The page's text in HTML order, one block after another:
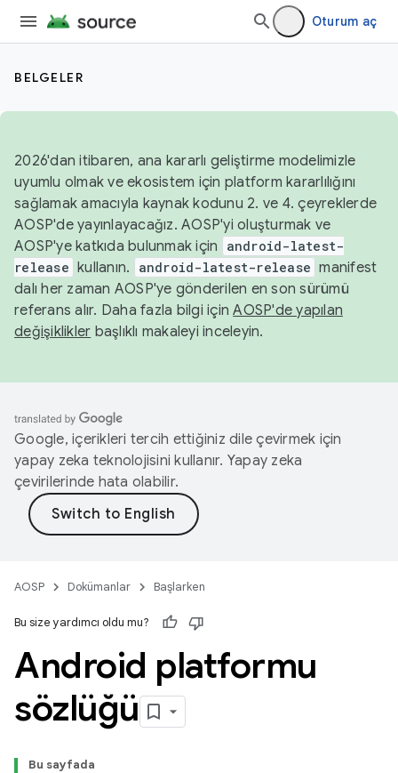
Oturum aç
BELGELER
2026'dan itibaren, ana kararlı geliştirme modelimizle
uyumlu olmak ve ekosistem için platform kararlılığını
sağlamak amacıyla kaynak kodunu 2. ve 4. çeyreklerde
AOSP'de yayınlayacağız. AOSP'yi oluşturmak ve
AOSP'ye katkıda bulunmak için
android-latest-
release kullanın. android-latest-release manifest
dalı her zaman AOSP'ye gönderilen en son sürümü
referans alır. Daha fazla bilgi içinAOSP'de yapılan
değişiklikler başlıklı makaleyi inceleyin.
Google, içerikleri tercih ettiğiniz dile çevirmek için
yapay zeka teknolojisini kullanır. Yapay zeka
çevirilerinde hata olabilir.
AOSP Dokümanlar Başlarken
Bu size yardımcı oldu mu?
Android platformu
sözlüğü
Bu sayfada